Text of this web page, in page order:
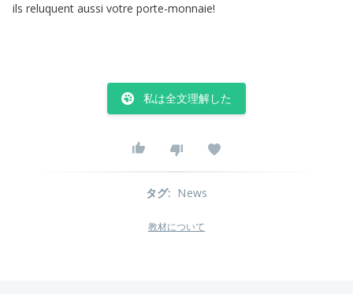
ils reluquent aussi votre porte-monnaie!
私は全文理解した
タグ: News
教材について